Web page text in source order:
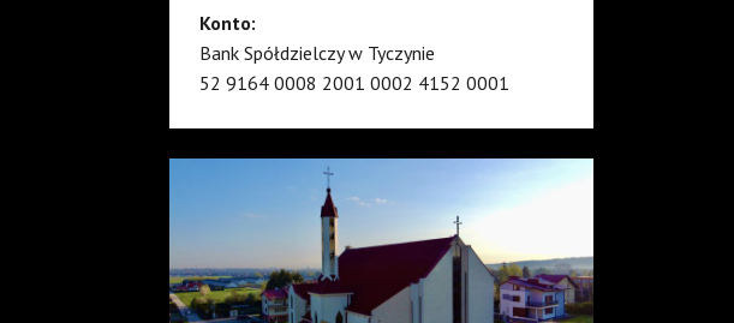
Konto:
Bank Spółdzielczy w Tyczynie
52 9164 0008 2001 0002 4152 0001